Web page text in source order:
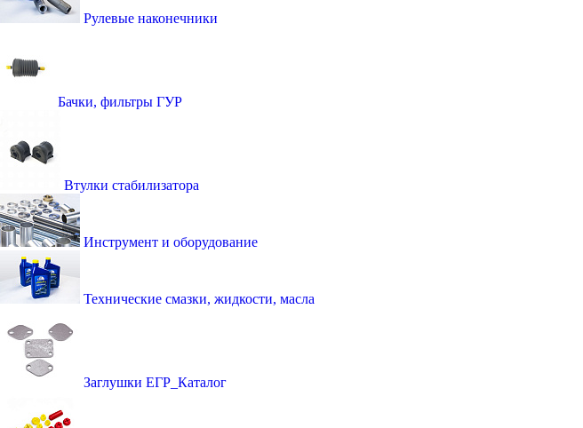
Рулевые наконечники
Бачки, фильтры ГУР
Втулки стабилизатора
Инструмент и оборудование
Технические смазки, жидкости, масла
Заглушки ЕГР_Каталог